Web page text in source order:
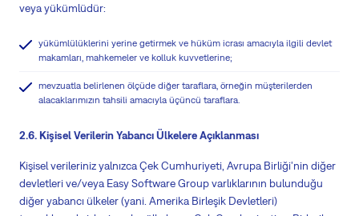
veya yükümlüdür:
yükümlülüklerini yerine getirmek ve hüküm icrası amacıyla ilgili devlet
makamları, mahkemeler ve kolluk kuvvetlerine;
mevzuatla belirlenen ölçüde diğer taraflara, örneğin müşterilerden
alacaklarımızın tahsili amacıyla üçüncü taraflara.
2.6. Kişisel Verilerin Yabancı Ülkelere Açıklanması
Kişisel verileriniz yalnızca Çek Cumhuriyeti, Avrupa Birliği'nin diğer
devletleri ve/veya Easy Software Group varlıklarının bulunduğu
diğer yabancı ülkeler (yani . Amerika Birleşik Devletleri)